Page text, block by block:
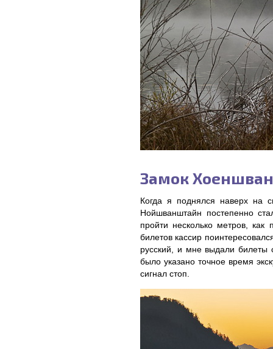
Замок
Когда я поднялся наверх на
Нойшванштайн постепенно
пройти несколько метров,
билетов кассир
русский, и мне выдали билеты
было указано точное время
сигнал стоп.